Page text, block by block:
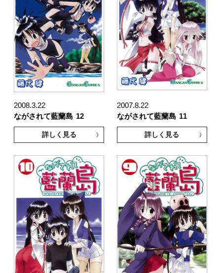
2008.3.22
ながされて藍蘭島 12
詳しく見る
2007.8.22
ながされて藍蘭島 11
詳しく見る